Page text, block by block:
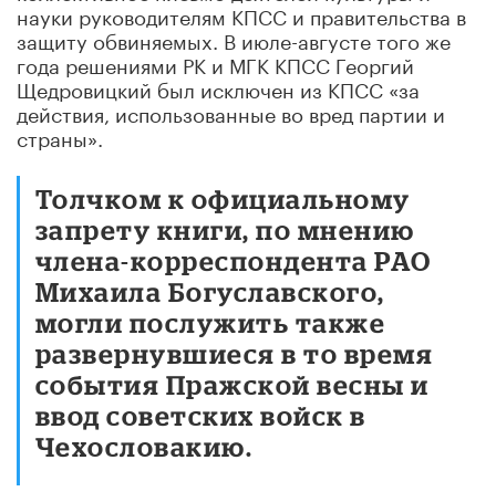
науки руководителям КПСС и правительства в
защиту обвиняемых. В июле-августе того же
года решениями РК и МГК КПСС Георгий
Щедровицкий был исключен из КПСС «за
действия, использованные во вред партии и
страны».
Толчком к официальному
запрету книги, по мнению
члена-корреспондента РАО
Михаила Богуславского,
могли послужить также
развернувшиеся в то время
события Пражской весны и
ввод советских войск в
Чехословакию.